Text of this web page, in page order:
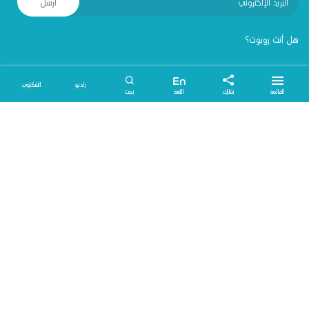
القائمة شارك
En
اللغة بحث
راديو الشكاوي
هل أنت روبوت؟
لينكات
خارطة الموقع